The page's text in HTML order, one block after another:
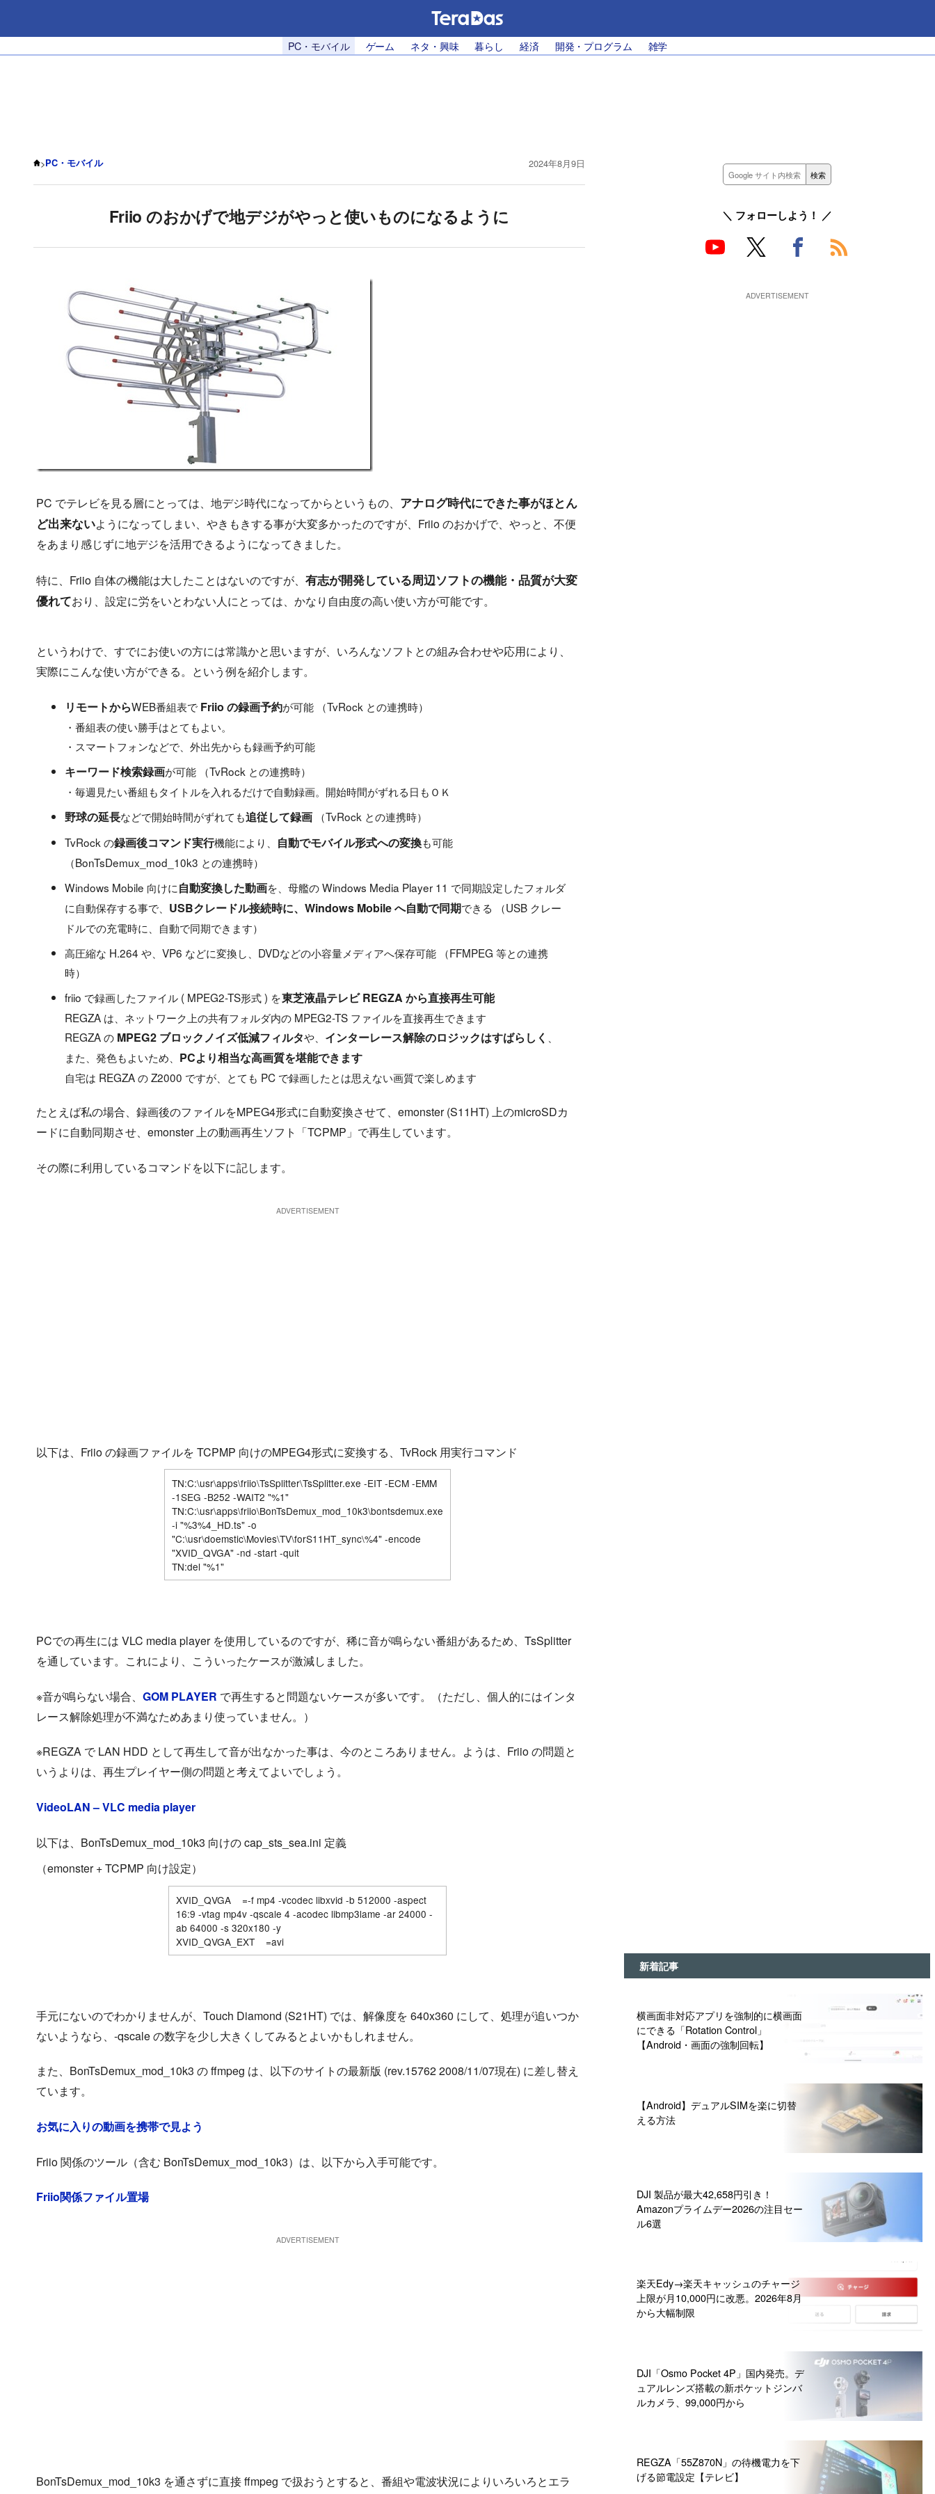
PC・モバイル ゲーム ネタ・興味 暮らし 経済 開発・プログラム 雑学
>PC・モバイル 2024年8月9日
Friio のおかげで地デジがやっと使いものになるように
PC でテレビを見る層にとっては、地デジ時代になってからというもの、 アナログ時代にできた事がほとん
ど出来ないようになってしまい、やきもきする事が大変多かったのですが、Friio のおかげで、やっと、不便
をあまり感じずに地デジを活用できるようになってきました。
特に、Friio 自体の機能は大したことはないのですが、 有志が開発している周辺ソフトの機能・品質が大変
優れており、設定に労をいとわない人にとっては、かなり自由度の高い使い方が可能です。
というわけで、すでにお使いの方には常識かと思いますが、いろんなソフトとの組み合わせや応用により、
実際にこんな使い方ができる。という例を紹介します。
リモートからWEB番組表で Friio の録画予約が可能 （TvRock との連携時）
・番組表の使い勝手はとてもよい。
・スマートフォンなどで、外出先からも録画予約可能
キーワード検索録画が可能 （TvRock との連携時）
・毎週見たい番組もタイトルを入れるだけで自動録画。開始時間がずれる日もＯＫ
野球の延長などで開始時間がずれても追従して録画 （TvRock との連携時）
TvRock の録画後コマンド実行機能により、 自動でモバイル形式への変換も可能
（BonTsDemux_mod_10k3 との連携時）
Windows Mobile 向けに自動変換した動画を、母艦の Windows Media Player 11 で同期設定したフォルダ
に自動保存する事で、 USBクレードル接続時に、Windows Mobile へ自動で同期できる （USB クレー
ドルでの充電時に、自動で同期できます）
高圧縮な H.264 や、VP6 などに変換し、DVDなどの小容量メディアへ保存可能 （FFMPEG 等との連携
時）
friio で録画したファイル ( MPEG2-TS形式 ) を東芝液晶テレビ REGZA から直接再生可能
REGZA は、ネットワーク上の共有フォルダ内の MPEG2-TS ファイルを直接再生できます
REGZA の MPEG2 ブロックノイズ低減フィルタや、 インターレース解除のロジックはすばらしく
また、発色もよいため、 PCより相当な高画質を堪能できます
自宅は REGZA の Z2000 ですが、とても PC で録画したとは思えない画質で楽しめます
たとえば私の場合、録画後のファイルをMPEG4形式に自動変換させて、emonster (S11HT) 上のmicroSDカ
ードに自動同期させ、emonster 上の動画再生ソフト「TCPMP」で再生しています。
その際に利用しているコマンドを以下に記します。
以下は、Friio の録画ファイルを TCPMP 向けのMPEG4形式に変換する、TvRock 用実行コマンド
TN:C:\usr\apps\friio\TsSplitter\TsSplitter.exe -EIT -ECM -EMM
-1SEG -B252 -WAIT2 "%1"
TN:C:\usr\apps\friio\BonTsDemux_mod_10k3\bontsdemux.exe
-i "%3%4_HD.ts" -o
"C:\usr\doemstic\Movies\TV\forS11HT_sync\%4" -encode
"XVID_QVGA" -nd -start -quit
TN:del "%1"
PCでの再生には VLC media player を使用しているのですが、稀に音が鳴らない番組があるため、TsSplitter
を通しています。これにより、こういったケースが激減しました。
※音が鳴らない場合、 GOM PLAYER で再生すると問題ないケースが多いです。（ただし、個人的にはインタ
レース解除処理が不満なためあまり使っていません。）
※REGZA で LAN HDD として再生して音が出なかった事は、今のところありません。ようは、Friio の問題と
いうよりは、再生プレイヤー側の問題と考えてよいでしょう。
VideoLAN – VLC media player
以下は、BonTsDemux_mod_10k3 向けの cap_sts_sea.ini 定義
（emonster + TCPMP 向け設定）
XVID_QVGA =-f mp4 -vcodec libxvid -b 512000 -aspect
16:9 -vtag mp4v -qscale 4 -acodec libmp3lame -ar 24000 -
ab 64000 -s 320x180 -y
XVID_QVGA_EXT =avi
手元にないのでわかりませんが、Touch Diamond (S21HT) では、解像度を 640x360 にして、処理が追いつか
ないようなら、-qscale の数字を少し大きくしてみるとよいかもしれません。
また、BonTsDemux_mod_10k3 の ffmpeg は、以下のサイトの最新版 (rev.15762 2008/11/07現在) に差し替え
ています。
お気に入りの動画を携帯で見よう
Friio 関係のツール（含む BonTsDemux_mod_10k3）は、以下から入手可能です。
Friio関係ファイル置場
BonTsDemux_mod_10k3 を通さずに直接 ffmpeg で扱おうとすると、番組や電波状況によりいろいろとエラ
＼ フォローしよう！ ／
新着記事
横画面非対応アプリを強制的に横画面
にできる「Rotation Control」
【Android・画面の強制回転】
【Android】デュアルSIMを楽に切替
える方法
DJI 製品が最大42,658円引き！
Amazonプライムデー2026の注目セー
ル6選
楽天Edy→楽天キャッシュのチャージ
上限が月10,000円に改悪。2026年8月
から大幅制限
DJI「Osmo Pocket 4P」国内発売。デ
ュアルレンズ搭載の新ポケットジンバ
ルカメラ、99,000円から
REGZA「55Z870N」の待機電力を下
げる節電設定【テレビ】